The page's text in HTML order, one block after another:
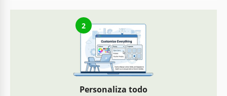
2
Personaliza todo